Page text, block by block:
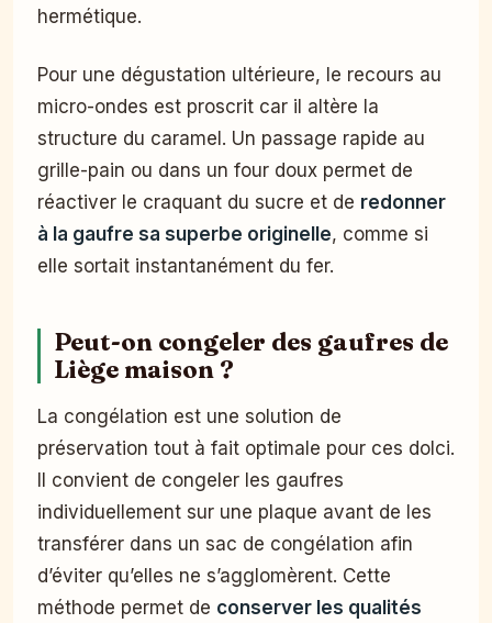
hermétique.
Pour une dégustation ultérieure, le recours au
micro-ondes est proscrit car il altère la
structure du caramel. Un passage rapide au
grille-pain ou dans un four doux permet de
réactiver le craquant du sucre et de redonner
à la gaufre sa superbe originelle, comme si
elle sortait instantanément du fer.
Peut-on congeler des gaufres de
Liège maison ?
La congélation est une solution de
préservation tout à fait optimale pour ces dolci.
Il convient de congeler les gaufres
individuellement sur une plaque avant de les
transférer dans un sac de congélation afin
d’éviter qu’elles ne s’agglomèrent. Cette
méthode permet de conserver les qualités